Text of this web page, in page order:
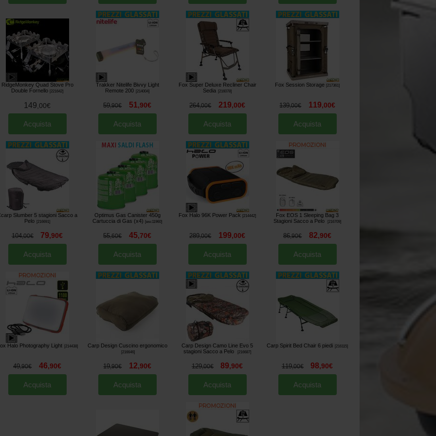
RidgeMonkey Quad Stove Pro
Double Fornello [221642]
149 00€
Acquista
Trakker Nitelife Bivvy Light
Remote 200
214004]
59,90€ 51,90€
Acquista
Fox Super Deluxe Recliner Chair
Sedia
216078]
264,00€ 219,00€
Acquista
Fox Session Storage [217361]
139,00€ 119,00€
Acquista
Slumber 5 stagioni Sacco a
Pelo
216691]
104,00€ 79,90€
Acquista
Optimus Gas Canister 450g
Cartuccia di Gas (x4)
[esc11960]
55,60€ 45,70€
Acquista
Fox Halo 96K Power Pack [214442]
289,00€ 199,00€
Acquista
Fox EOS 1 Sleeping Bag 3
Stagioni Sacco a Pelo
[216709]
86,90€ 82,90€
Acquista
Halo Photography Light 214438]
49,90€ 46,90€
Acquista
Carp Design Cuscino ergonomico
[216646]
19,90€ 12,90€
Acquista
Carp Design Camo Line Evo 5
stagioni Sacco a Pelo
216687]
129,00€ 89,90€
Acquista
Carp Spirit Bed Chair 6 piedi 216115]
119,00€ 98,90€
Acquista